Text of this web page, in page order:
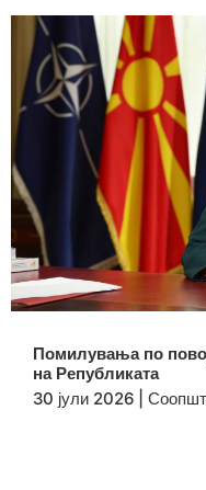
Помилувања по
на Републиката
30 јули 2026 |